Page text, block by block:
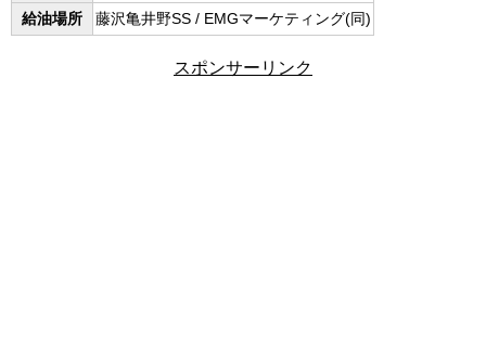
給油場所
藤沢亀井野SS / EMGマーケティング(同)
スポンサーリンク